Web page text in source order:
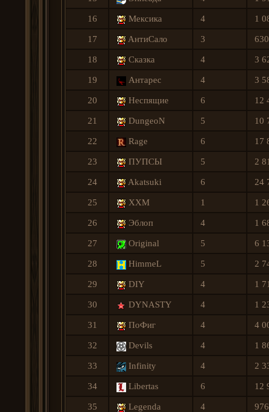
16 Мексика 4 1
17 AнтиСало 3
18 Сказка 4 3
19 Антарес 4 3
20 Hеспящие 6 12
21 DungeoN 5 10
22 Ragе 6 17
23 ПУПСЫ 5 2
24 Akatsuki 6 24
25 XXM 1 1
26 Эблоп 4 1
27 Original 5 6
28 HimmeL 5 2
29 DIY 4 1
30 DYNASTY 4 1
31 ПоФиг 4 4
32 Devils 4 1
33 Infinitу 4 2
34 Libertas 6 12
35 Legenda 4